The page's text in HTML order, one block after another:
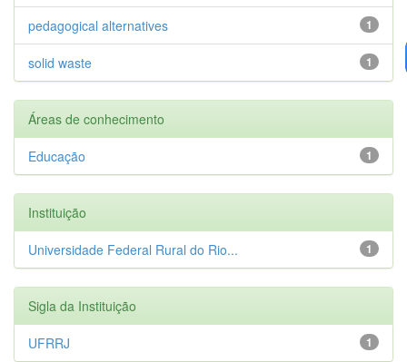
1
pedagogical alternatives
1
solid waste
Áreas de conhecimento
1
Educação
Instituição
1
Universidade Federal Rural do Rio...
Sigla da Instituição
1
UFRRJ